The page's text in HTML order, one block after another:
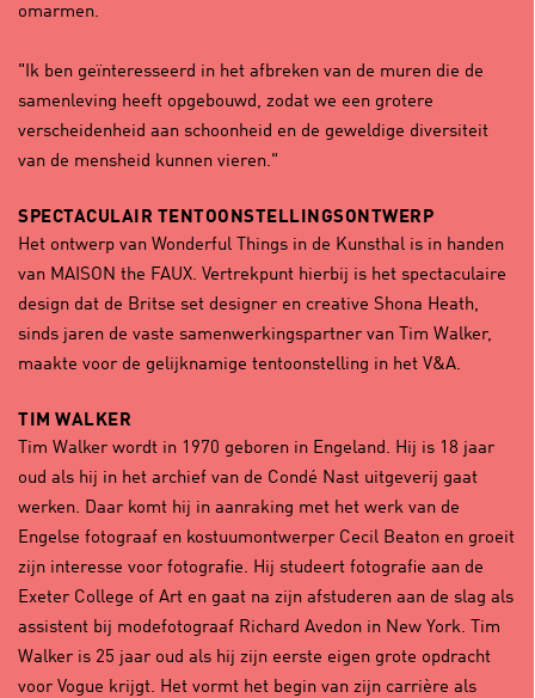
omarmen.
"Ik ben geïnteresseerd in het afbreken van de muren die de
samenleving heeft opgebouwd, zodat we een grotere
verscheidenheid aan schoonheid en de geweldige diversiteit
van de mensheid kunnen vieren."
SPECTACULAIR TENTOONSTELLINGSONTWERP
Het ontwerp van Wonderful Things in de Kunsthal is in handen
van MAISON the FAUX. Vertrekpunt hierbij is het spectaculaire
design dat de Britse set designer en creative Shona Heath,
sinds jaren de vaste samenwerkingspartner van Tim Walker,
maakte voor de gelijknamige tentoonstelling in het V&A.
TIM WALKER
Tim Walker wordt in 1970 geboren in Engeland. Hij is 18 jaar
oud als hij in het archief van de Condé Nast uitgeverij gaat
werken. Daar komt hij in aanraking met het werk van de
Engelse fotograaf en kostuumontwerper Cecil Beaton en groeit
zijn interesse voor fotografie. Hij studeert fotografie aan de
Exeter College of Art en gaat na zijn afstuderen aan de slag als
assistent bij modefotograaf Richard Avedon in New York. Tim
Walker is 25 jaar oud als hij zijn eerste eigen grote opdracht
voor Vogue krijgt. Het vormt het begin van zijn carrière als